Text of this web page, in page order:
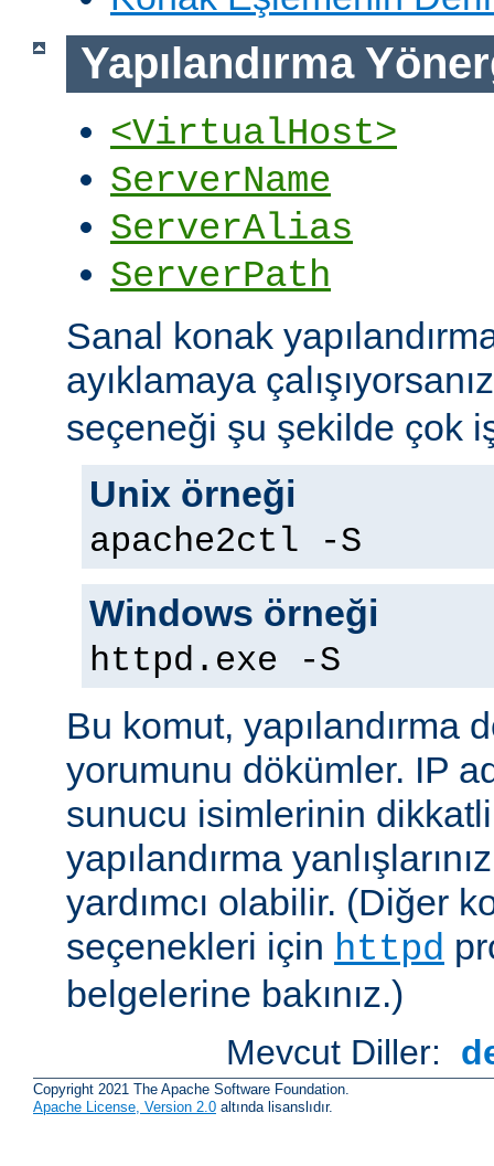
Yapılandırma
<VirtualHost>
ServerName
ServerAlias
ServerPath
Sanal konak
ayıklamaya
seçeneği şu şekilde çok
Unix örneği
apache2ctl -S
Windows örneği
httpd.exe -S
Bu komut, yapılandırma
yorumunu dökümler. IP
sunucu isimlerinin
yapılandırma
yardımcı olabilir. (Diğer
seçenekleri için httpd
belgelerine bakınız.)
Mevcut Diller:
Copyright 2021 The Apache Software Foundation.
Apache License, Version 2.0 altında lisanslıdır.